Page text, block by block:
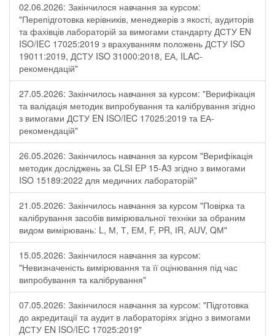
02.06.2026: Закінчилося навчання за курсом:
"Перепідготовка керівників, менеджерів з якості, аудиторів
та фахівців лабораторій за вимогами стандарту ДСТУ EN
ISO/IEC 17025:2019 з врахуванням положень ДСТУ ISO
19011:2019, ДСТУ ISO 31000:2018, ЕА, ILAC-
рекомендацій"
27.05.2026: Закінчилось навчання за курсом: "Верифікація
та валідація методик випробування та калібрування згідно
з вимогами ДСТУ EN ISO/IEC 17025:2019 та ЕА-
рекомендацій"
26.05.2026: Закінчилось навчання за курсом "Верифікація
методик досліджень за CLSI EP 15-A3 згідно з вимогами
ISO 15189:2022 для медичних лабораторій"
21.05.2026: Закінчилось навчання за курсом "Повірка та
калібрування засобів вимірювальної техніки за обраним
видом вимірювань: L, М, Т, ЕМ, F, РR, ІR, АUV, QМ"
15.05.2026: Закінчилося навчання за курсом:
"Невизначеність вимірювання та її оцінювання під час
випробування та калібрування"
07.05.2026: Закінчилося навчання за курсом: "Підготовка
до акредитації та аудит в лабораторіях згідно з вимогами
ДСТУ EN ISO/IEC 17025:2019"